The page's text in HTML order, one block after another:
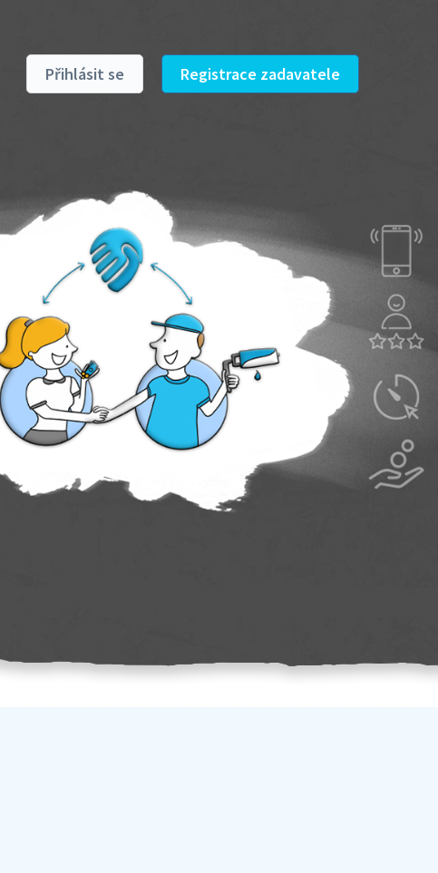
Přihlásit se Registrace zadavatele